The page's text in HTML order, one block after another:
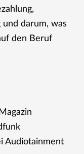
darum, was
den Beruf
Audiotainment